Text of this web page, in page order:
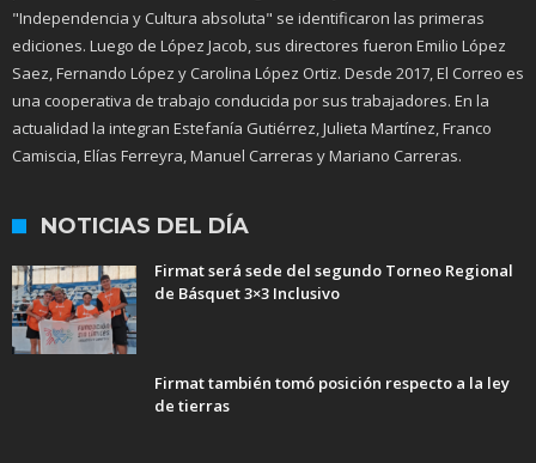
"Independencia y Cultura absoluta" se identificaron las primeras
ediciones. Luego de López Jacob, sus directores fueron Emilio López
Saez, Fernando López y Carolina López Ortiz. Desde 2017, El Correo es
una cooperativa de trabajo conducida por sus trabajadores. En la
actualidad la integran Estefanía Gutiérrez, Julieta Martínez, Franco
Camiscia, Elías Ferreyra, Manuel Carreras y Mariano Carreras.
NOTICIAS DEL DÍA
Firmat será sede del segundo Torneo Regional
de Básquet 3×3 Inclusivo
Firmat también tomó posición respecto a la ley
de tierras